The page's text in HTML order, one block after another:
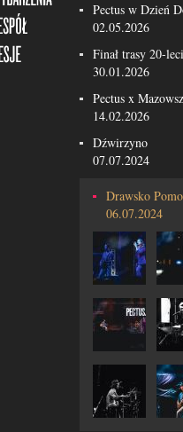
Pectus w Dzień
02.05.2026
Finał trasy 20-
30.01.2026
Pectus x
14.02.2026
Dźwirzyno
07.07.2024
Drawsko
06.07.2024